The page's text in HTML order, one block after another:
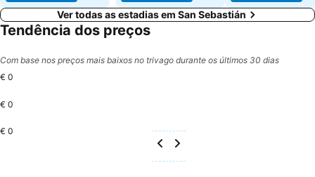
Ver todas as estadias em San Sebastián
Tendência dos preços
Com base nos preços mais baixos no trivago durante os últimos 30 dias
€ 0
€ 0
€ 0